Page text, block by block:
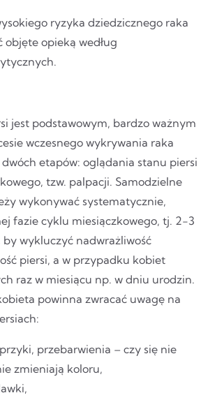
ryzyka dziedzicznego raka
opieką według
jest podstawowym, bardzo ważnym
wczesnego wykrywania raka
dwóch etapów: oglądania stanu piersi
tzw. palpacji. Samodzielne
wykonywać systematycznie,
fazie cyklu miesiączkowego, tj. 2-3
by wykluczyć nadwrażliwość
piersi, a w przypadku kobiet
raz w miesiącu np. w dniu urodzin.
powinna zwracać uwagę na
przebarwienia – czy się nie
zmieniają koloru,